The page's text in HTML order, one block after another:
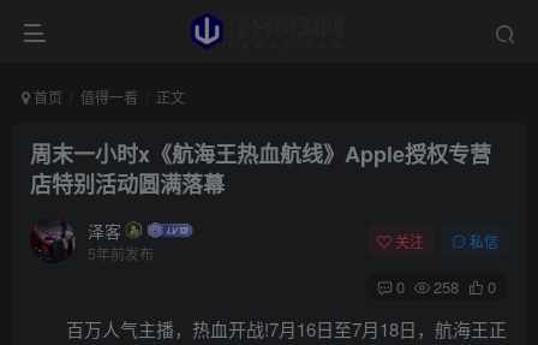
首页 值得一看 正文
周末一小时x《航海王热血航线》Apple授权专营
店特别活动圆满落幕
泽客
5年前发布
关注 私信
0 258 0
百万人气主播，热血开战!7月16日至7月18日，航海王正